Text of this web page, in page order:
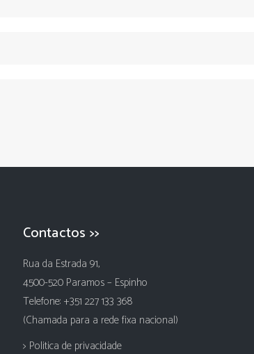
Contactos >>
Rua da Estrada 91,
4500-520 Paramos – Espinho
Telefone: +351 227 133 368
(Chamada para a rede fixa nacional)
> Politica de privacidade